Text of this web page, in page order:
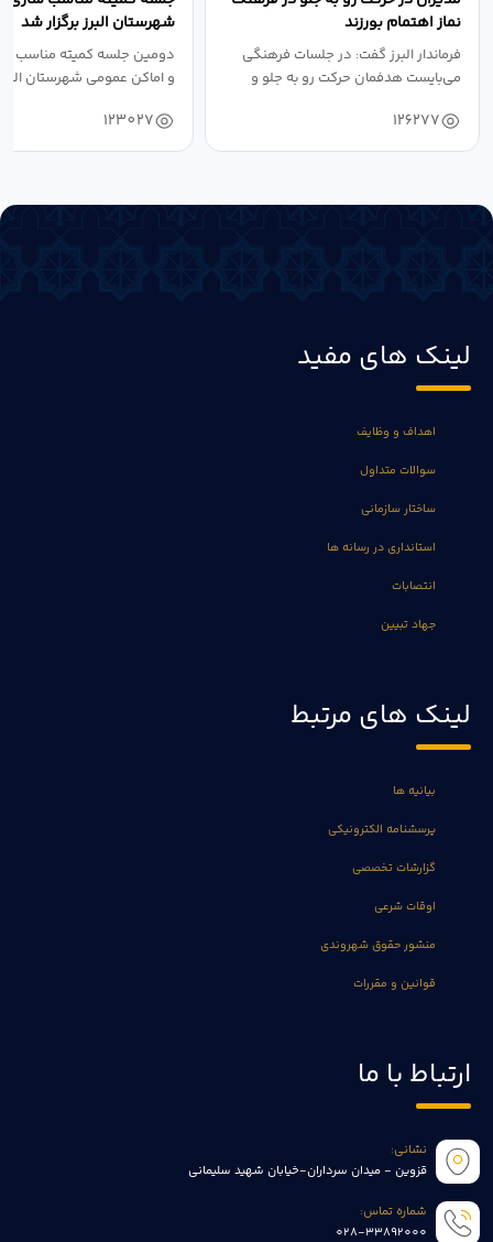
نماز اهتمام بورزند
فرماندار البرز گفت: در جلسات فرهنگی
می‌بایست هدفمان حرکت رو به جلو و
126277
شهرستان البرز برگزار شد
دومین جلسه کمیته مناسب
و اماکن عمومی شهرستان
123027
لینک های مفید
اهداف و وظایف
سوالات متداول
ساختار سازمانی
استانداری در رسانه ها
انتصابات
جهاد تبیین
لینک های مرتبط
بیانیه ها
پرسشنامه الکترونیکی
گزارشات تخصصی
اوقات شرعی
منشور حقوق شهروندی
قوانین و مقررات
ارتباط با ما
نشانی:
قزوین - میدان سرداران-خیابان شهید سلیمانی
شماره تماس:
028-33892000